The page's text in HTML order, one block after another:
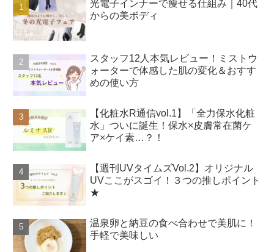
光電子インナーで痩せる仕組み｜40代
からの美ボディ
スタッフ12人本気レビュー！ミストウ
ォーターで体感した肌の変化＆おすす
めの使い方
【化粧水R通信vol.1】「全力保水化粧
水」ついに誕生！保水×皮膚常在菌ケ
ア×ケイ素…？！
【週刊UVタイムズVol.2】オリジナル
UVここがスゴイ！３つの推しポイント
★
温泉卵と納豆の食べ合わせで美肌に！
手軽で美味しい